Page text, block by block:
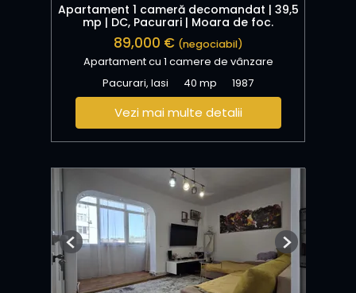
Apartament 1 cameră decomandat | 39,5
mp | DC, Pacurari | Moara de foc.
89,000 € (negociabil)
Apartament cu 1 camere de vânzare
Pacurari, Iasi
40 mp 1987
Vezi mai multe detalii
Previous Next